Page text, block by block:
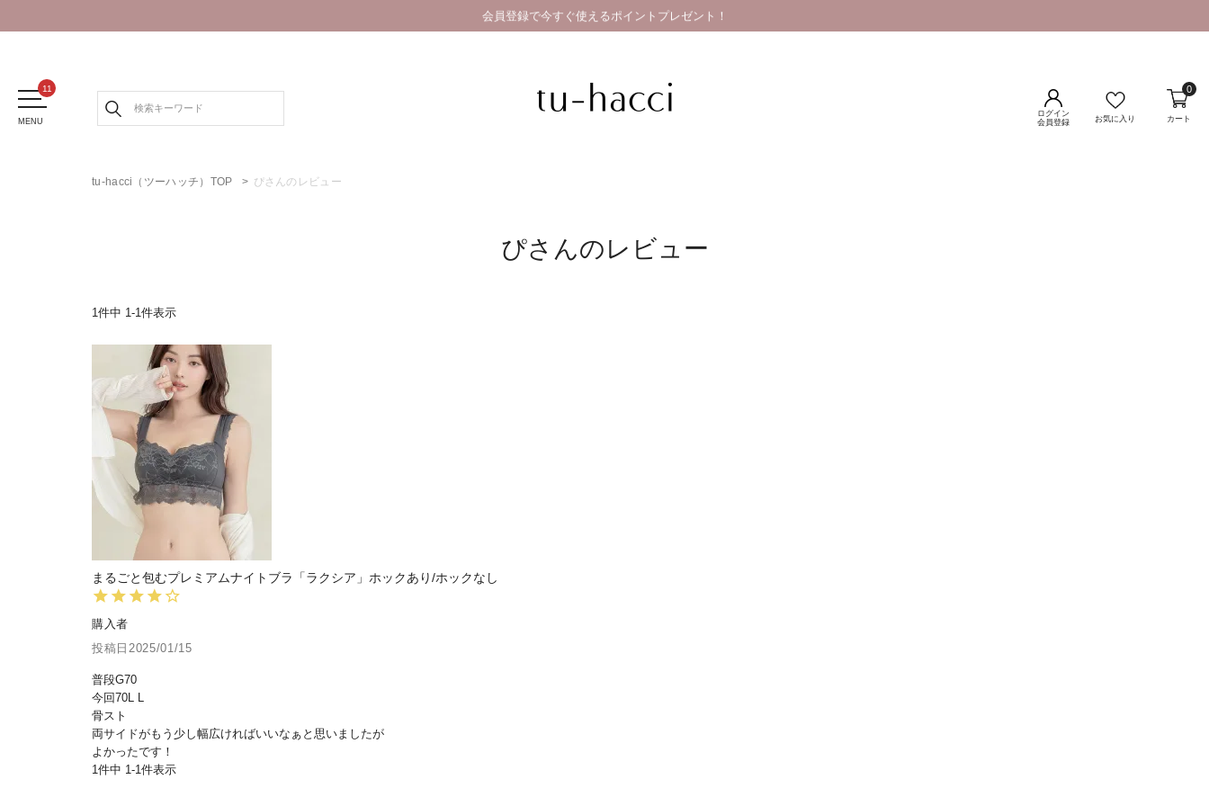
会員登録で今すぐ使えるポイントプレゼント！
MENU
ログイン
会員登録
お気に入り カート
0
tu-hacci（ツーハッチ）TOP ぴさんのレビュー
ぴさんのレビュー
1件中 1-1件表示
まるごと包むプレミアムナイトブラ「ラクシア」ホックあり/ホックなし
購入者
投稿日 2025/01/15
普段G70
今回70L L
骨スト
両サイドがもう少し幅広ければいいなぁと思いましたが
よかったです！
1件中 1-1件表示